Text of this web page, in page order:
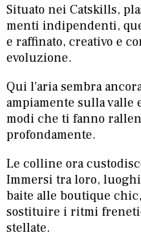
Situato nei Catskills,
menti indipendenti,
e raffinato, creativo e
evoluzione.
Qui l'aria sembra
ampiamente sulla valle
modi che ti fanno
profondamente.
Le colline ora
Immersi tra loro,
baite alle boutique
sostituire i ritmi
stellate.